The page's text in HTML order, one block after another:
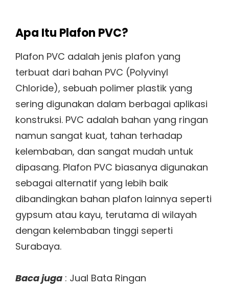
Apa Itu Plafon PVC?
Plafon PVC adalah jenis plafon yang
terbuat dari bahan PVC (Polyvinyl
Chloride), sebuah polimer plastik yang
sering digunakan dalam berbagai aplikasi
konstruksi. PVC adalah bahan yang ringan
namun sangat kuat, tahan terhadap
kelembaban, dan sangat mudah untuk
dipasang. Plafon PVC biasanya digunakan
sebagai alternatif yang lebih baik
dibandingkan bahan plafon lainnya seperti
gypsum atau kayu, terutama di wilayah
dengan kelembaban tinggi seperti
Surabaya.
Baca juga : Jual Bata Ringan